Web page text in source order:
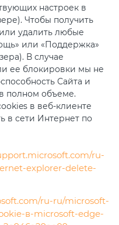
настроек в
Чтобы получить
удалить любые
или «Поддержка»
В случае
ее блокировки мы не
Сайта и
полном объеме.
в веб-клиенте
в сети Интернет по
ru-
explorer-delete-
ru-ru/microsoft-
в-microsoft-edge-